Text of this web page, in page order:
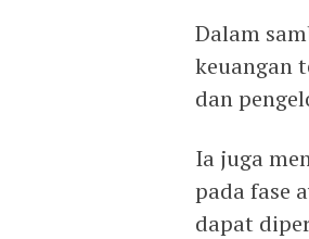
Dalam
keuangan
dan
Ia juga
pada fase
dapat